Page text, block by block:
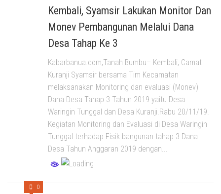
Kembali, Syamsir Lakukan Monitor Dan
Monev Pembangunan Melalui Dana
Desa Tahap Ke 3
Kabarbanua.com,Tanah Bumbu– Kembali, Camat
Kuranji Syamsir bersama Tim Kecamatan
melaksanakan Monitoring dan evaluasi (Monev)
Dana Desa Tahap 3 Tahun 2019 yaitu Desa
Waringin Tunggal dan Desa Kuranji.Rabu 20/11/19.
Kegiatan Monitoring dan Evaluasi di Desa Waringin
Tunggal terhadap Fisik bangunan tahap 3 Dana
Desa Tahun Anggaran 2019 dengan...
0